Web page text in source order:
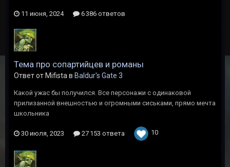
11 июня, 2024 6 386 ответов
Тема про сопартийцев и романы
Ответ от Mifista в Baldur's Gate 3
Какой ужас бы получился. Все персонажи с одинаковой
прилизанной внешностью и огромными сиськами, прямо мечта
школьника
30 июля, 2023 27 153 ответа 10